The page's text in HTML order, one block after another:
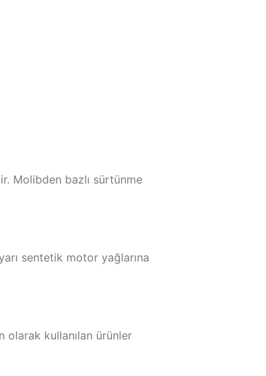
Molibden bazlı sürtünme
sentetik motor yağlarına
olarak kullanılan ürünler